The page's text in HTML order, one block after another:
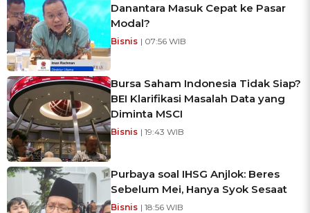
Danantara Masuk Cepat ke Pasar
Modal?
Bisnis | 07:56 WIB
Bursa Saham Indonesia Tidak Siap?
BEI Klarifikasi Masalah Data yang
Diminta MSCI
Bisnis | 19:43 WIB
Purbaya soal IHSG Anjlok: Beres
Sebelum Mei, Hanya Syok Sesaat
Bisnis | 18:56 WIB